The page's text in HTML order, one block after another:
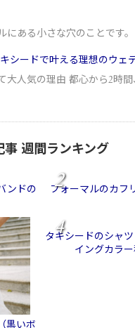
にある小さな穴のことです
シードで叶える理想のウェ
大人気の理由 都心から2時
事 週間ランキング
ンドの
2
フォーマルのカフ
黒いボ
4
タキシードのシャ
イングカラ